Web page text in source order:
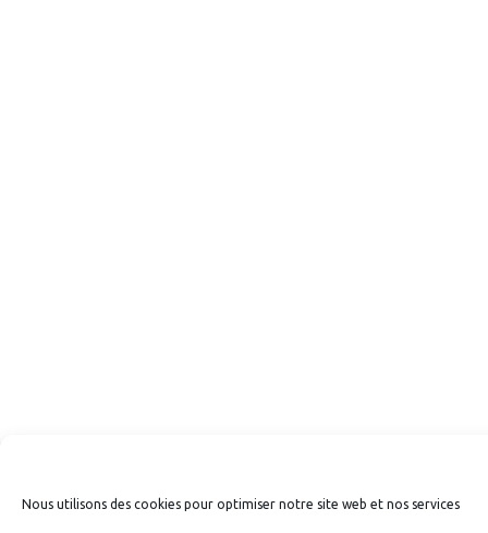
Nous utilisons des cookies pour optimiser notre site web et nos services